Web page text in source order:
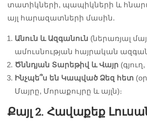
տատիկների, պապիկների և
այլ հարազատների մասին.
Անուն և Ազգանուն (ներառյալ
ամուսնության հայրական
Ծննդյան Տարեթիվ և Վայր
Ինչպե՞ս են Կապված Ձեզ հետ
Մայրը, Մորաքույրը և այլն)։
Քայլ 2. Հավաքեք